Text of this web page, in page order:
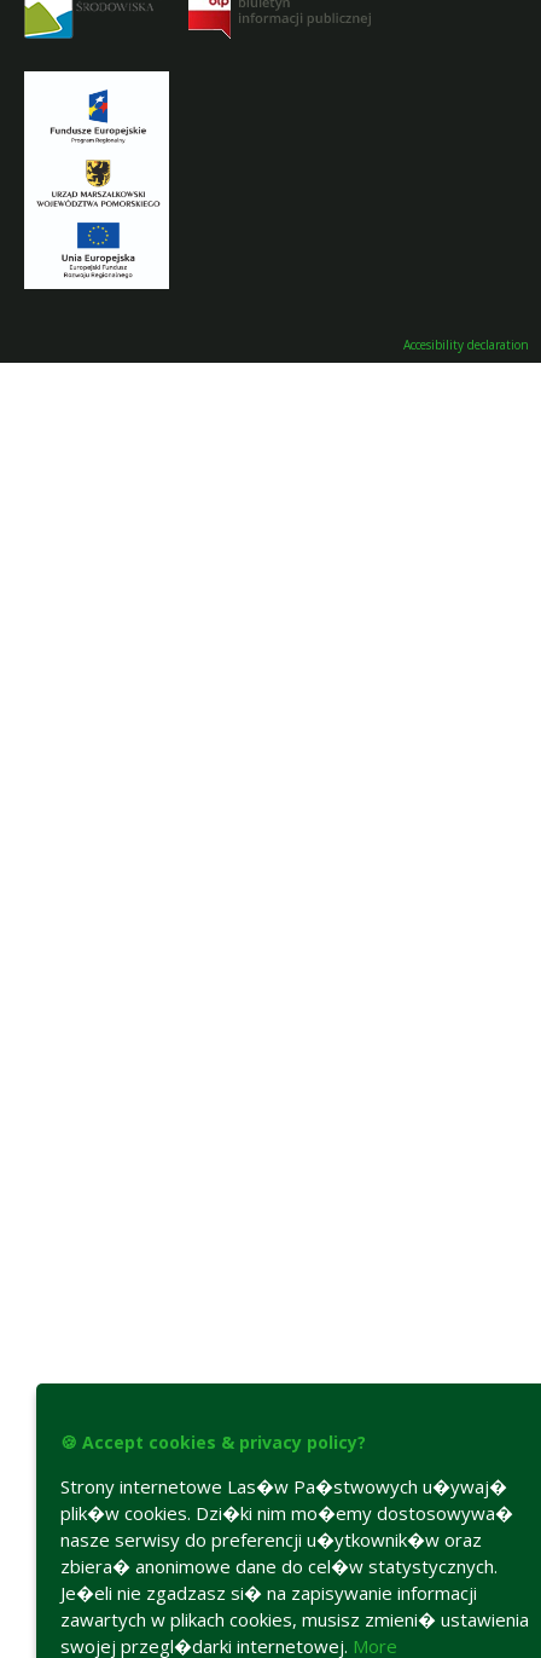
Accesibility declaration
🍪 Accept cookies & privacy policy?
Strony internetowe Las�w Pa�stwowych u�ywaj�
plik�w cookies. Dzi�ki nim mo�emy dostosowywa�
nasze serwisy do preferencji u�ytkownik�w oraz
zbiera� anonimowe dane do cel�w statystycznych.
Je�eli nie zgadzasz si� na zapisywanie informacji
zawartych w plikach cookies, musisz zmieni� ustawienia
swojej przegl�darki internetowej. More